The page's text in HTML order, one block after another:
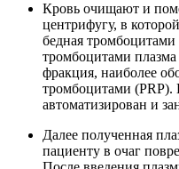
Кровь очищают и
центрифугу, в
бедная тромбоцитами
тромбоцитами
фракция, наиболее
тромбоцитами (PRP).
автоматизирован и
Далее полученная
пациенту в очаг